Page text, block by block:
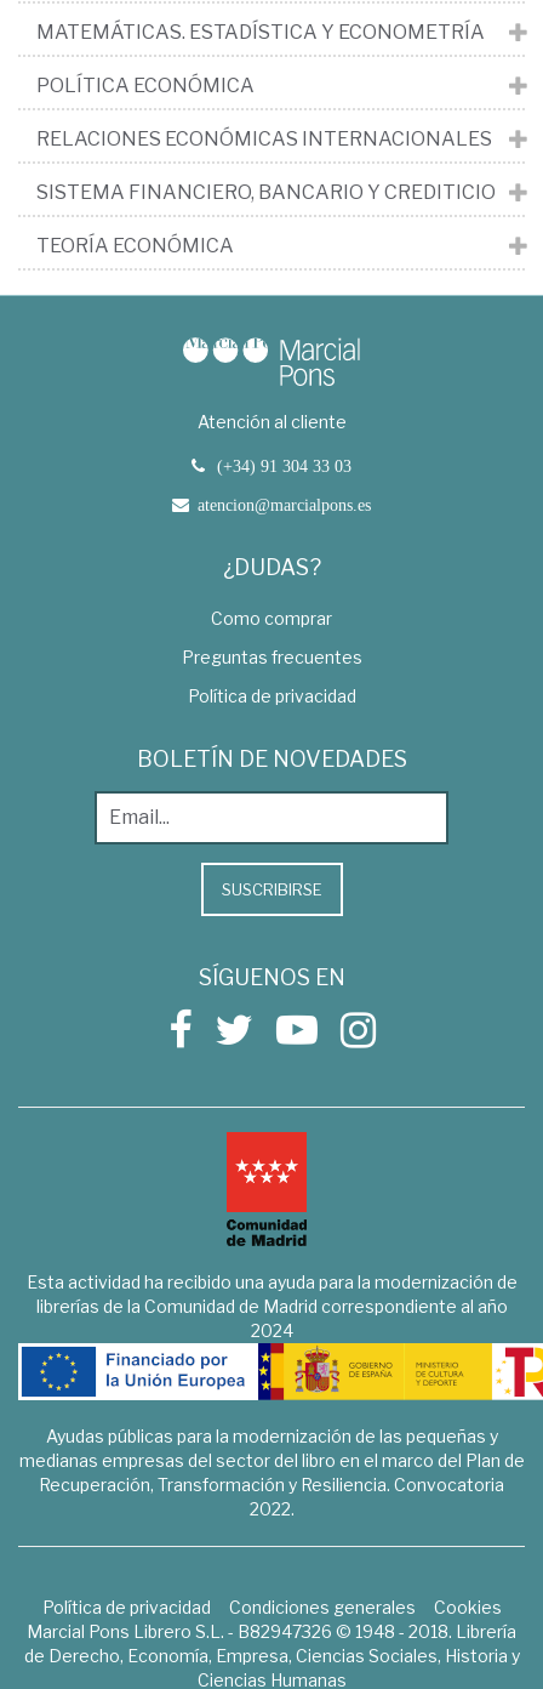
MATEMÁTICAS. ESTADÍSTICA Y ECONOMETRÍA
POLÍTICA ECONÓMICA
RELACIONES ECONÓMICAS INTERNACIONALES
SISTEMA FINANCIERO, BANCARIO Y CREDITICIO
TEORÍA ECONÓMICA
Atención al cliente
(+34) 91 304 33 03
atencion@marcialpons.es
¿DUDAS?
Como comprar
Preguntas frecuentes
Política de privacidad
BOLETÍN DE NOVEDADES
SUSCRIBIRSE
SÍGUENOS EN
Esta actividad ha recibido una ayuda para la modernización de
librerías de la Comunidad de Madrid correspondiente al año
2024
Ayudas públicas para la modernización de las pequeñas y
medianas empresas del sector del libro en el marco del Plan de
Recuperación, Transformación y Resiliencia. Convocatoria
2022.
Política de privacidad Condiciones generales
Cookies
Marcial Pons Librero S.L. - B82947326 © 1948 - 2018. Librería
de Derecho, Economía, Empresa, Ciencias Sociales, Historia y
Ciencias Humanas